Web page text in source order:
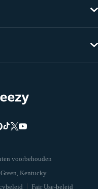
voorbehouden
Fair Use-beleid